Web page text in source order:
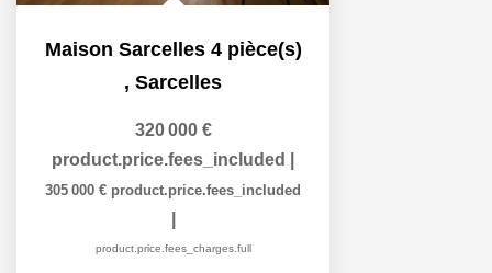
Maison Sarcelles 4 pièce(s)
, Sarcelles
320 000 €
product.price.fees_included
305 000 € product.price.fees_included
product.price.fees_charges.full